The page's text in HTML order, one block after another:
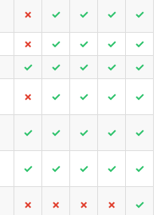
✗ ✓ ✓ ✓ ✓
✗ ✓ ✓ ✓
✓
✓ ✓ ✓ ✓
✓
✗ ✓ ✓ ✓ ✓
✓ ✓ ✓ ✓ ✓
✓ ✓ ✓ ✓ ✓
✗ ✗ ✗ ✗ ✓